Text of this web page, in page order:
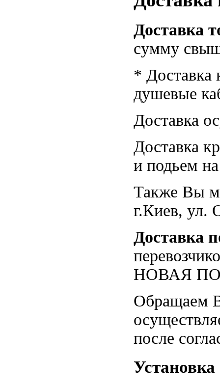
Доставка
сумму
* Доставка
душевые
Доставка
Доставка
и подьем
Также Вы
г.Киев, ул.
Доставка
НОВАЯ
Обращаем
после